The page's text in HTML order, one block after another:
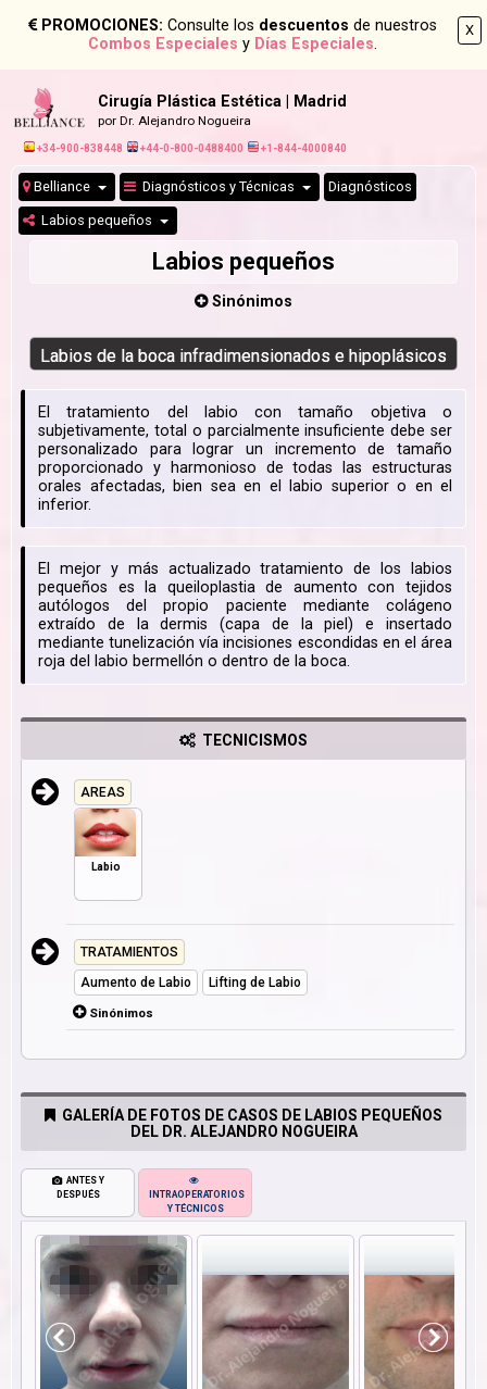
X
PROMOCIONES: Consulte los descuentos de nuestros
Combos Especiales y Días Especiales.
Cirugía Plástica Estética | Madrid
por Dr. Alejandro Nogueira
+34-900-838448 +44-0-800-0488400 +1-844-4000840
Belliance Diagnósticos y Técnicas Diagnósticos
Labios pequeños
Labios pequeños
Sinónimos
Labios de la boca infradimensionados e hipoplásicos
El tratamiento del labio con tamaño objetiva o
subjetivamente, total o parcialmente insuficiente debe ser
personalizado para lograr un incremento de tamaño
proporcionado y harmonioso de todas las estructuras
orales afectadas, bien sea en el labio superior o en el
inferior.
El mejor y más actualizado tratamiento de los labios
pequeños es la queiloplastia de aumento con tejidos
autólogos del propio paciente mediante colágeno
extraído de la dermis (capa de la piel) e insertado
mediante tunelización vía incisiones escondidas en el área
roja del labio bermellón o dentro de la boca.
TECNICISMOS
AREAS
Labio
TRATAMIENTOS
Aumento de Labio
Lifting de Labio
Sinónimos
GALERÍA DE FOTOS DE CASOS DE LABIOS PEQUEÑOS
DEL DR. ALEJANDRO NOGUEIRA
ANTES Y
DESPUÉS
INTRAOPERATORIOS
Y TÉCNICOS